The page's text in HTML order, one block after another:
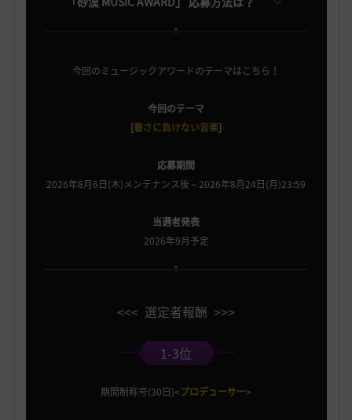
今回のミュージックアワードのテーマはこちら！
今回のテーマ
[暑さに負けない音楽]
応募期間
2026年8月6日(木)メンテナンス後～2026年8月24日(月)23:59
当選者発表
2026年9月予定
<<< 選定者報酬 >>>
1-3位
期間制称号(30日)<プロデューサー>